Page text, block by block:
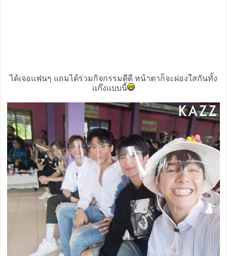
ได้เจอแฟนๆ แถมได้ร่วมกิจกรรมดีดี หน้าตาก็จะผ่องใสกันทั้ง
แก๊งแบบนี้